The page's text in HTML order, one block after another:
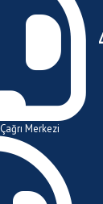
Çağrı Merkezi